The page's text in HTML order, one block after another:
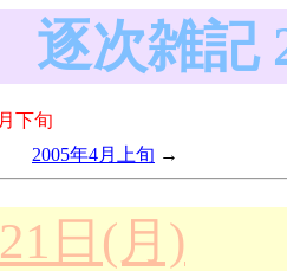
逐次雑記
下旬
2005年4月上旬
日(月)